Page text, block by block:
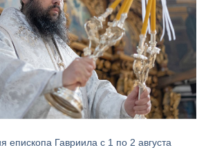
епископа Гавриила с 1 по 2 августа